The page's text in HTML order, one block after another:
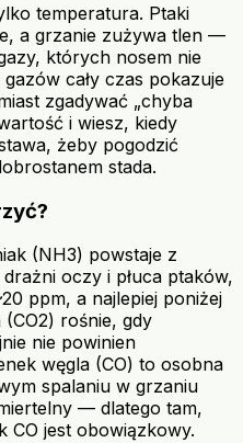
temperatura. Ptaki
a grzanie zużywa tlen —
których nosem nie
cały czas pokazuje
zgadywać „chyba
i wiesz, kiedy
żeby pogodzić
stada.
(NH3) powstaje z
oczy i płuca ptaków,
ppm, a najlepiej poniżej
(CO2) rośnie, gdy
nie powinien
węgla (CO) to osobna
spalaniu w grzaniu
— dlatego tam,
CO jest obowiązkowy.